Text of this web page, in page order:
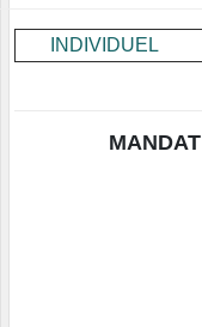
INDIVIDUEL
MANDAT